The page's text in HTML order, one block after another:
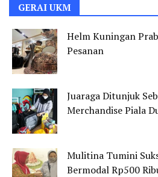
GERAI UKM
Helm Kuningan
Pesanan
Juaraga Ditunjuk
Merchandise Piala
Mulitina Tumini
Bermodal Rp500